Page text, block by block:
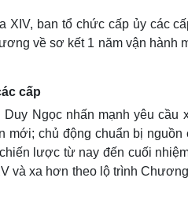
ban tổ chức cấp ủy các
về sơ kết 1 năm vận hành
cấp
Ngọc nhấn mạnh yêu cầu
chủ động chuẩn bị
lược từ nay đến cuối
và xa hơn theo lộ trình